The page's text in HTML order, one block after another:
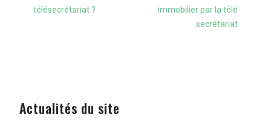
télésecrétariat ?
immobilier par la télé
secrétariat
Actualités du site